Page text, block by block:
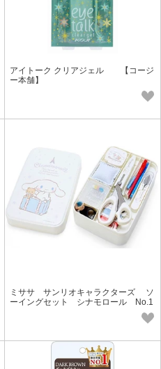
アイトーク クリアジェル 【コージ
ー本舗】
ミササ サンリオキャラクターズ ソ
ーイングセット シナモロール No.1